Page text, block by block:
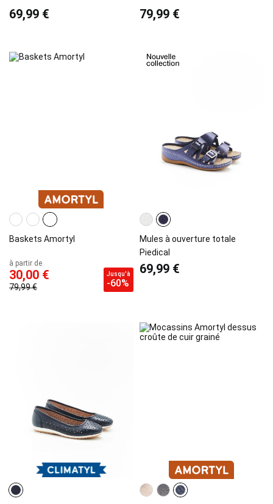
69,99 € 79,99 €
Baskets Amortyl
à partir de
30,00 €
79,99 €
Jusqu'à
-60%
Mules à ouverture totale
Piedical
69,99 €